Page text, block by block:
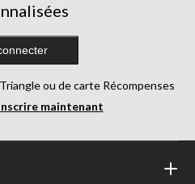
ou de carte Récompenses
maintenant